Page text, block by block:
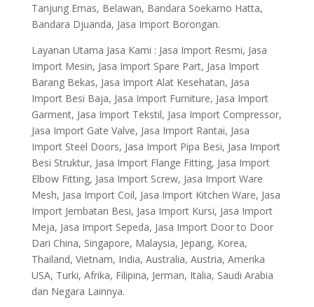
Tanjung Emas, Belawan, Bandara Soekarno Hatta,
Bandara Djuanda, Jasa Import Borongan.
Layanan Utama Jasa Kami : Jasa Import Resmi, Jasa
Import Mesin, Jasa Import Spare Part, Jasa Import
Barang Bekas, Jasa Import Alat Kesehatan, Jasa
Import Besi Baja, Jasa Import Furniture, Jasa Import
Garment, Jasa Import Tekstil, Jasa Import Compressor,
Jasa Import Gate Valve, Jasa Import Rantai, Jasa
Import Steel Doors, Jasa Import Pipa Besi, Jasa Import
Besi Struktur, Jasa Import Flange Fitting, Jasa Import
Elbow Fitting, Jasa Import Screw, Jasa Import Ware
Mesh, Jasa Import Coil, Jasa Import Kitchen Ware, Jasa
Import Jembatan Besi, Jasa Import Kursi, Jasa Import
Meja, Jasa Import Sepeda, Jasa Import Door to Door
Dari China, Singapore, Malaysia, Jepang, Korea,
Thailand, Vietnam, India, Australia, Austria, Amerika
USA, Turki, Afrika, Filipina, Jerman, Italia, Saudi Arabia
dan Negara Lainnya.